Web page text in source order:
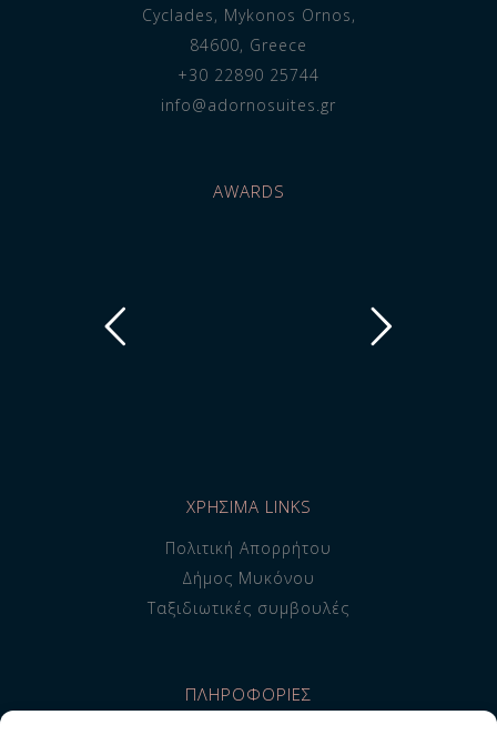
Cyclades, Mykonos Ornos,
84600, Greece
+30 22890 25744
info@adornosuites.gr
AWARDS
ΧΡΗΣΙΜΑ LINKS
Πολιτική Απορρήτου
Δήμος Μυκόνου
Ταξιδιωτικές συμβουλές
ΠΛΗΡΟΦΟΡΙΕΣ